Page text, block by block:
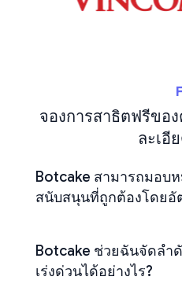
จองการสาธิตฟรีขอ
ละเอี
Botcake สามารถมอบ
สนับสนุนที่ถูกต้องโดยอั
Botcake ช่วยฉันจัดล
เร่งด่วนได้อย่างไร?